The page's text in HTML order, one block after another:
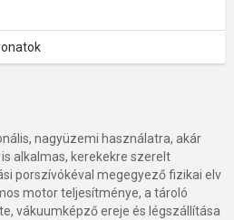
nagyüzemi használatra, akár
alkalmas, kerekekre szerelt
porszívókéval megegyező fizikai elv
motor teljesítménye, a tároló
vákuumképző ereje és légszállítása